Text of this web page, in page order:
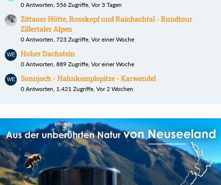
0 Antworten, 556 Zugriffe, Vor 3 Tagen
Zittauer Hütte, Rosskopf und Rainbachtal - Rundtour
Zillertaler Alpen
0 Antworten, 723 Zugriffe, Vor einer Woche
Hoher Dachstein
0 Antworten, 889 Zugriffe, Vor einer Woche
Sonnjoch - Hahnkamplspitze - Karwendel
0 Antworten, 1.421 Zugriffe, Vor 2 Wochen